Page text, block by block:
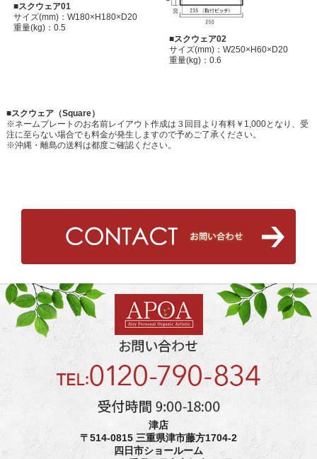
■スクウェア01
サイズ(mm)：W180×H180×D20
重量(kg)：0.5
■スクウェア02
サイズ(mm)：W250×H60×D20
重量(kg)：0.6
■スクウェア（Square）
※ネームプレートのお名前レイアウト作成は３回目より有料￥1,000となり、受
注に至らない場合でも料金が発生しますので予めご了承ください。
※沖縄・離島の送料は都度ご確認ください。
津店
〒514-0815 三重県津市藤方1704-2
四日市ショールーム